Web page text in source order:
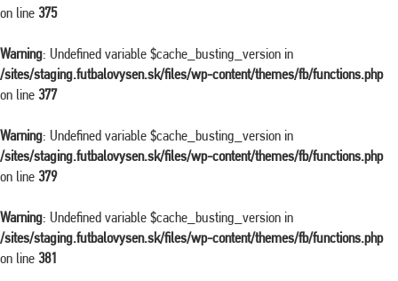
on line 375
Warning: Undefined variable $cache_busting_version in
/sites/staging.futbalovysen.sk/files/wp-content/themes/fb/functions.php
on line 377
Warning: Undefined variable $cache_busting_version in
/sites/staging.futbalovysen.sk/files/wp-content/themes/fb/functions.php
on line 379
Warning: Undefined variable $cache_busting_version in
/sites/staging.futbalovysen.sk/files/wp-content/themes/fb/functions.php
on line 381